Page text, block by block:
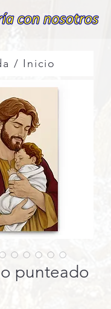
punteado
/ Inicio